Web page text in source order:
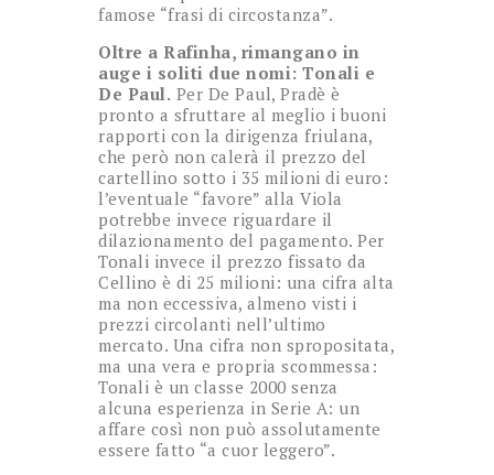
famose “frasi di circostanza”.
Oltre a Rafinha, rimangano in
auge i soliti due nomi: Tonali e
De Paul. Per De Paul, Pradè è
pronto a sfruttare al meglio i buoni
rapporti con la dirigenza friulana,
che però non calerà il prezzo del
cartellino sotto i 35 milioni di euro:
l’eventuale “favore” alla Viola
potrebbe invece riguardare il
dilazionamento del pagamento. Per
Tonali invece il prezzo fissato da
Cellino è di 25 milioni: una cifra alta
ma non eccessiva, almeno visti i
prezzi circolanti nell’ultimo
mercato. Una cifra non spropositata,
ma una vera e propria scommessa:
Tonali è un classe 2000 senza
alcuna esperienza in Serie A: un
affare così non può assolutamente
essere fatto “a cuor leggero”.